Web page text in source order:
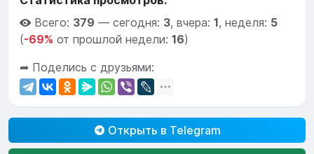
Всего: 379 — сегодня: 3, вчера: 1, неделя: 5
(-69% от прошлой недели: 16)
➦ Поделись с друзьями:
Открыть в Telegram